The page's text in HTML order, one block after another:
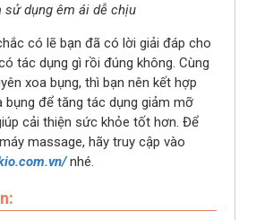
sử dụng êm ái dễ chịu
có lẽ bạn đã có lời giải đáp cho
tác dụng gì rồi đúng không. Cùng
xoa bụng, thì bạn nên kết hợp
bụng để tăng tác dụng giảm mỡ
cải thiện sức khỏe tốt hơn. Để
massage, hãy truy cập vào
nhé.